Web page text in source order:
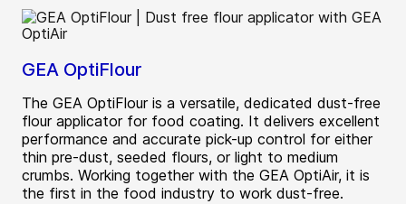
GEA OptiFlour
The GEA OptiFlour is a versatile, dedicated dust-free
flour applicator for food coating. It delivers excellent
performance and accurate pick-up control for either
thin pre-dust, seeded flours, or light to medium
crumbs. Working together with the GEA OptiAir, it is
the first in the food industry to work dust-free.